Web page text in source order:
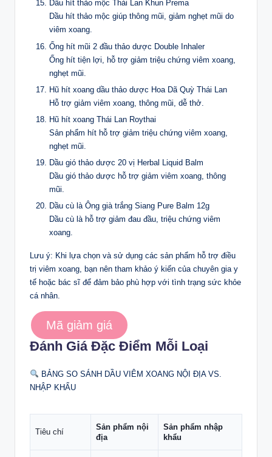
Dầu hít thảo mộc Thái Lan Khun Prema
Dầu hít thảo mộc giúp thông mũi, giảm nghẹt mũi do
viêm xoang.
Ống hít mũi 2 đầu thảo dược Double Inhaler
Ống hít tiện lợi, hỗ trợ giảm triệu chứng viêm xoang,
nghẹt mũi.
Hũ hít xoang dầu thảo dược Hoa Dã Quỳ Thái Lan
Hỗ trợ giảm viêm xoang, thông mũi, dễ thở.
Hũ hít xoang Thái Lan Roythai
Sản phẩm hít hỗ trợ giảm triệu chứng viêm xoang,
nghẹt mũi.
Dầu gió thảo dược 20 vị Herbal Liquid Balm
Dầu gió thảo dược hỗ trợ giảm viêm xoang, thông
mũi.
Dầu cù là Ông già trắng Siang Pure Balm 12g
Dầu cù là hỗ trợ giảm đau đầu, triệu chứng viêm
xoang.
Lưu ý: Khi lựa chọn và sử dụng các sản phẩm hỗ trợ điều
trị viêm xoang, bạn nên tham khảo ý kiến của chuyên gia y
tế hoặc bác sĩ để đảm bảo phù hợp với tình trạng sức khỏe
cá nhân.
Mã giảm giá
Đánh Giá Đặc Điểm Mỗi Loại
BẢNG SO SÁNH DẦU VIÊM XOANG NỘI ĐỊA VS.
NHẬP KHẨU
Tiêu chí
Sản phẩm nội
địa
Sản phẩm nhập
khẩu